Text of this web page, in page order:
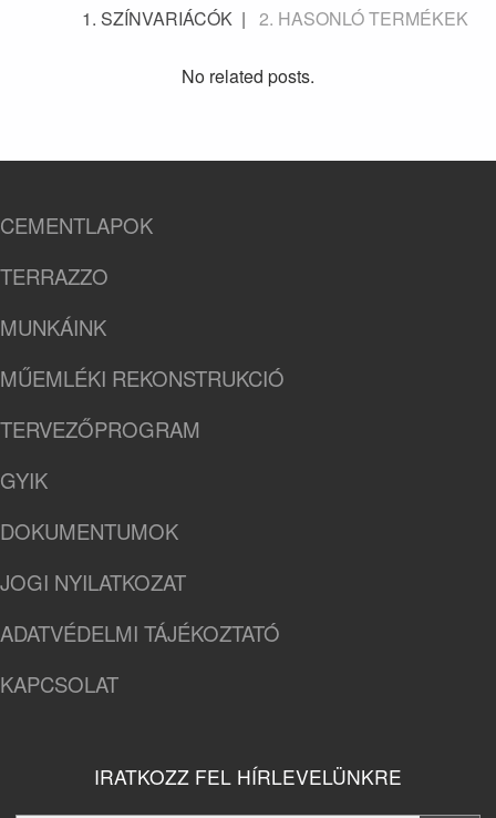
SZÍNVARIÁCÓK HASONLÓ TERMÉKEK
No related posts.
CEMENTLAPOK
TERRAZZO
MUNKÁINK
MŰEMLÉKI REKONSTRUKCIÓ
TERVEZŐPROGRAM
GYIK
DOKUMENTUMOK
JOGI NYILATKOZAT
ADATVÉDELMI TÁJÉKOZTATÓ
KAPCSOLAT
IRATKOZZ FEL HÍRLEVELÜNKRE